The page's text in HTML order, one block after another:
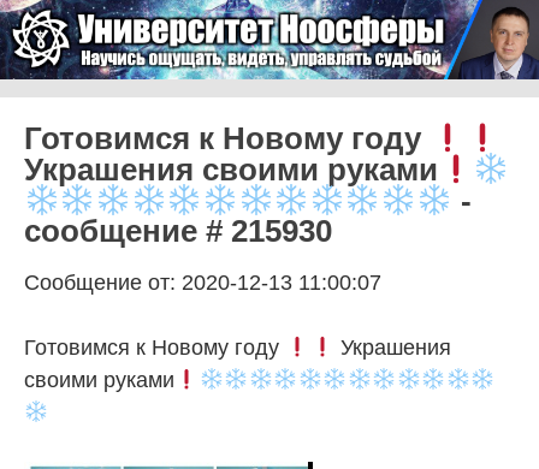
Университет Ноосферы
Готовимся к Новому году
Украшения своими руками
-
сообщение # 215930
Сообщение от: 2020-12-13 11:00:07
Готовимся к Новому году
Украшения
своими руками